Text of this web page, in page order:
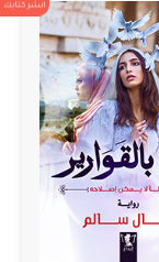
انشر كتابك